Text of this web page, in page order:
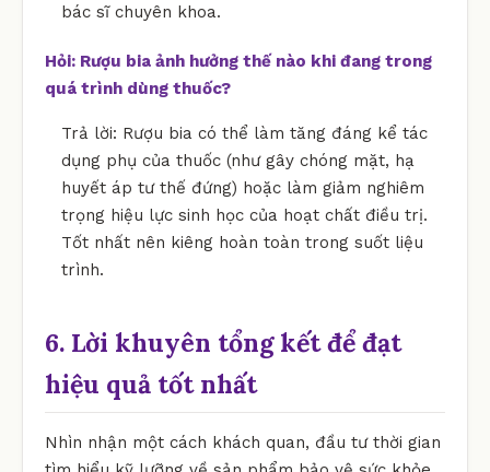
bác sĩ chuyên khoa.
Hỏi: Rượu bia ảnh hưởng thế nào khi đang trong
quá trình dùng thuốc?
Trả lời: Rượu bia có thể làm tăng đáng kể tác
dụng phụ của thuốc (như gây chóng mặt, hạ
huyết áp tư thế đứng) hoặc làm giảm nghiêm
trọng hiệu lực sinh học của hoạt chất điều trị.
Tốt nhất nên kiêng hoàn toàn trong suốt liệu
trình.
6. Lời khuyên tổng kết để đạt
hiệu quả tốt nhất
Nhìn nhận một cách khách quan, đầu tư thời gian